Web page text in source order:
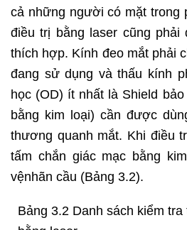
cả những người có mặt trong
điều trị bằng laser cũng phải
thích hợp. Kính đeo mắt phải
đang sử dụng và thấu kính
học (OD) ít nhất là Shield
bằng kim loại) cần được
thương quanh mắt. Khi điều
tấm chắn giác mạc bằng
vệnhãn cầu (Bảng 3.2).
Bảng 3.2 Danh sách kiểm